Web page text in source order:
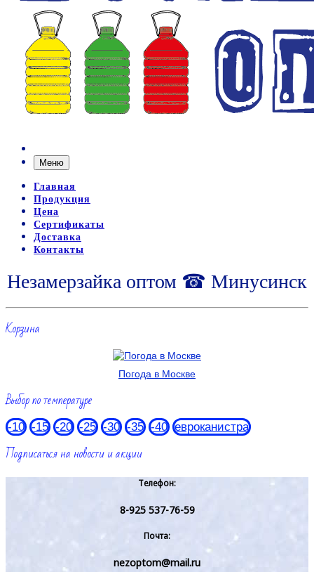
Меню
Главная
Продукция
Цена
Сертификаты
Доставка
Контакты
Незамерзайка оптом ☎ Минусинск
Корзина
Погода в Москве
Выбор по температуре
-10 -15 -20 -25 -30 -35 -40 евроканистра
Подписаться на новости и акции
Телефон:
8-925 537-76-59
Почта:
nezoptom@mail.ru